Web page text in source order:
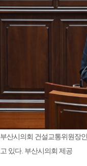
부산시의회 건설교통위원장
고 있다. 부산시의회 제공